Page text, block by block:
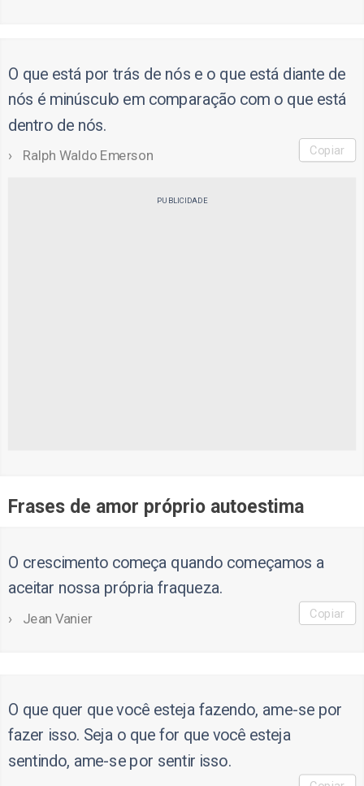
O que está por trás de nós e o que está diante de
nós é minúsculo em comparação com o que está
dentro de nós.
Ralph Waldo Emerson Copiar
PUBLICIDADE
Frases de amor próprio autoestima
O crescimento começa quando começamos a
aceitar nossa própria fraqueza.
Jean Vanier Copiar
O que quer que você esteja fazendo, ame-se por
fazer isso. Seja o que for que você esteja
sentindo, ame-se por sentir isso.